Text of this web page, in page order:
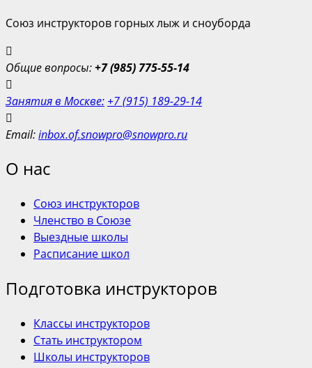
Союз инструкторов горных лыж и сноуборда
Общие вопросы:+7 (985) 775-55-14
Занятия в Москве: +7 (915) 189-29-14
Email:inbox.of.snowpro@snowpro.ru
О нас
Союз инструкторов
Членство в Союзе
Выездные школы
Расписание школ
Подготовка инструкторов
Классы инструкторов
Стать инструктором
Школы инструкторов